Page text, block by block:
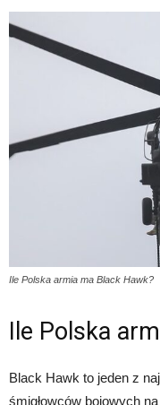
Ile Polska armia ma Black Hawk?
Ile Polska
Black Hawk to jeden z
śmigłowców bojowych